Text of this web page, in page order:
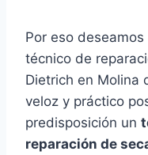
Por eso
técnico de
Dietrich en Molina
veloz y práctico
predisposición un
reparación de